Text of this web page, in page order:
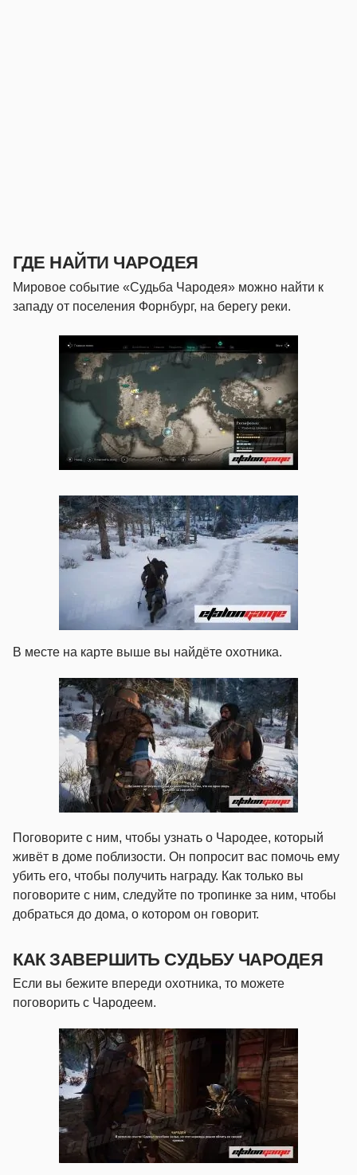
ГДЕ НАЙТИ ЧАРОДЕЯ
Мировое событие «Судьба Чародея» можно найти к
западу от поселения Форнбург, на берегу реки.
В месте на карте выше вы найдёте охотника.
Поговорите с ним, чтобы узнать о Чародее, который
живёт в доме поблизости. Он попросит вас помочь ему
убить его, чтобы получить награду. Как только вы
поговорите с ним, следуйте по тропинке за ним, чтобы
добраться до дома, о котором он говорит.
КАК ЗАВЕРШИТЬ СУДЬБУ ЧАРОДЕЯ
Если вы бежите впереди охотника, то можете
поговорить с Чародеем.